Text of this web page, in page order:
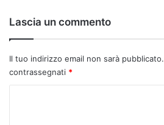
Lascia un commento
Il tuo indirizzo email non sarà pubblicato.
contrassegnati *